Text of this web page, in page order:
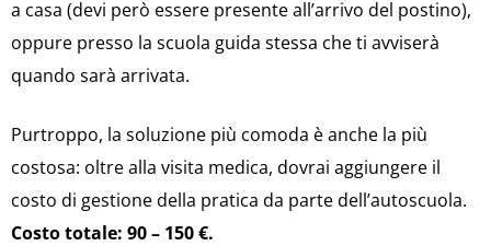
a casa (devi però essere presente all’arrivo del postino),
oppure presso la scuola guida stessa che ti avviserà
quando sarà arrivata.
Purtroppo, la soluzione più comoda è anche la più
costosa: oltre alla visita medica, dovrai aggiungere il
costo di gestione della pratica da parte dell’autoscuola.
Costo totale: 90 – 150 €.